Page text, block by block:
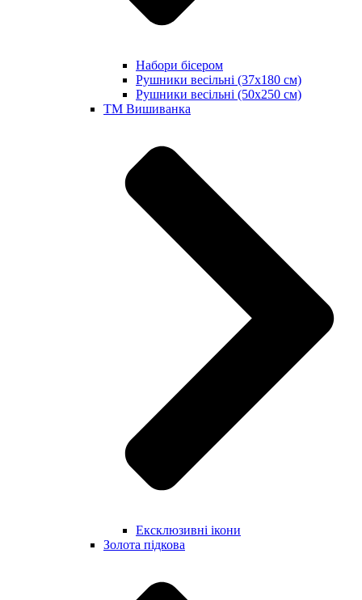
Набори бісером
Рушники весільні (37х180 см)
Рушники весільні (50х250 см)
ТМ Вишиванка
Ексклюзивні ікони
Золота підкова